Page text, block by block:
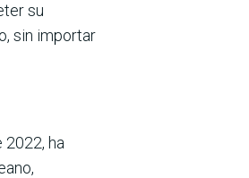
su
sin importar
ha